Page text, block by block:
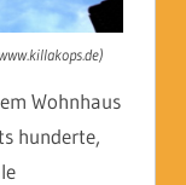
Wohnhaus
hunderte,